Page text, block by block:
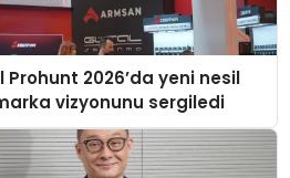
2026’da yeni nesil
vizyonunu sergiledi